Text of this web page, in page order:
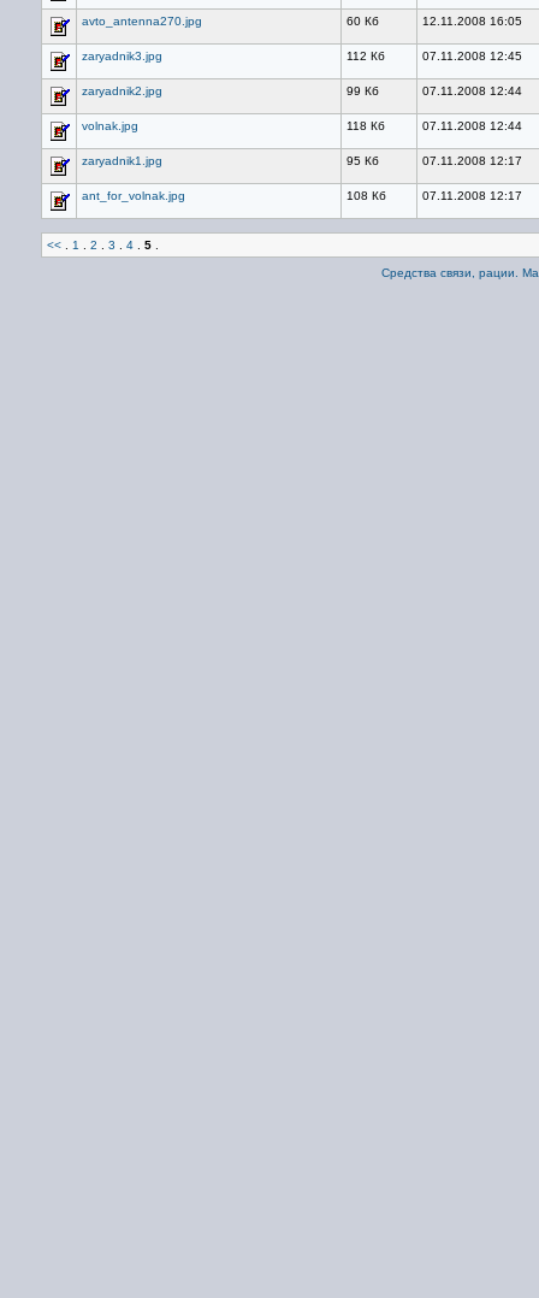
avto_antenna270.jpg 60 Кб 12.11.2008 16:05
zaryadnik3.jpg 112 Кб 07.11.2008 12:45
zaryadnik2.jpg 99 Кб 07.11.2008 12:44
volnak.jpg 118 Кб 07.11.2008 12:44
zaryadnik1.jpg 95 Кб 07.11.2008 12:17
ant_for_volnak.jpg 108 Кб 07.11.2008 12:17
<< 1 2 3 4 5
Средства связи, рации.